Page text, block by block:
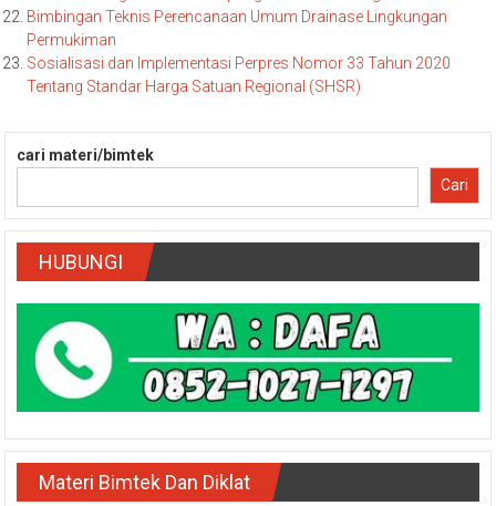
Bimbingan Teknis Perencanaan Umum Drainase Lingkungan
Permukiman
Sosialisasi dan Implementasi Perpres Nomor 33 Tahun 2020
Tentang Standar Harga Satuan Regional (SHSR)
cari materi/bimtek
Cari
HUBUNGI
Materi Bimtek Dan Diklat